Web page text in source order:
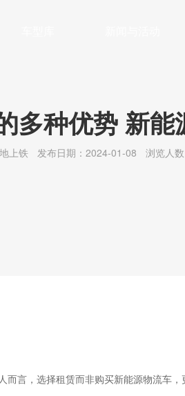
多种优势 新
上铁 发布日期：2024-01-08 浏览人
而言，选择租赁而非购买新能源物流车，